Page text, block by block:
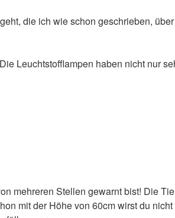
die ich wie schon geschrieben,
Leuchtstofflampen haben nicht nur
mehreren Stellen gewarnt bist! Die
mit der Höhe von 60cm wirst du